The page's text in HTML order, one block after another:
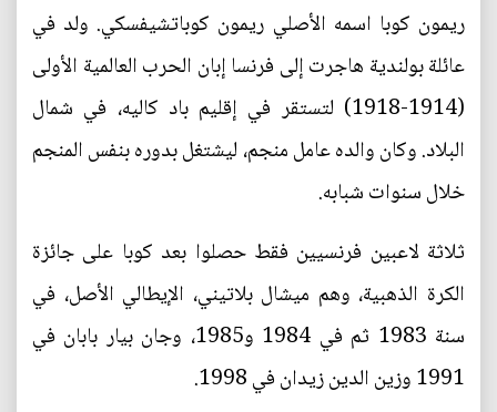
ريمون كوبا اسمه الأصلي ريمون كوباتشيفسكي. ولد في
عائلة بولندية هاجرت إلى فرنسا إبان الحرب العالمية الأولى
(1914-1918) لتستقر في إقليم باد كاليه، في شمال
البلاد. وكان والده عامل منجم، ليشتغل بدوره بنفس المنجم
خلال سنوات شبابه.
ثلاثة لاعبين فرنسيين فقط حصلوا بعد كوبا على جائزة
الكرة الذهبية، وهم ميشال بلاتيني، الإيطالي الأصل، في
سنة 1983 ثم في 1984 و1985، وجان بيار بابان في
1991 وزين الدين زيدان في 1998.